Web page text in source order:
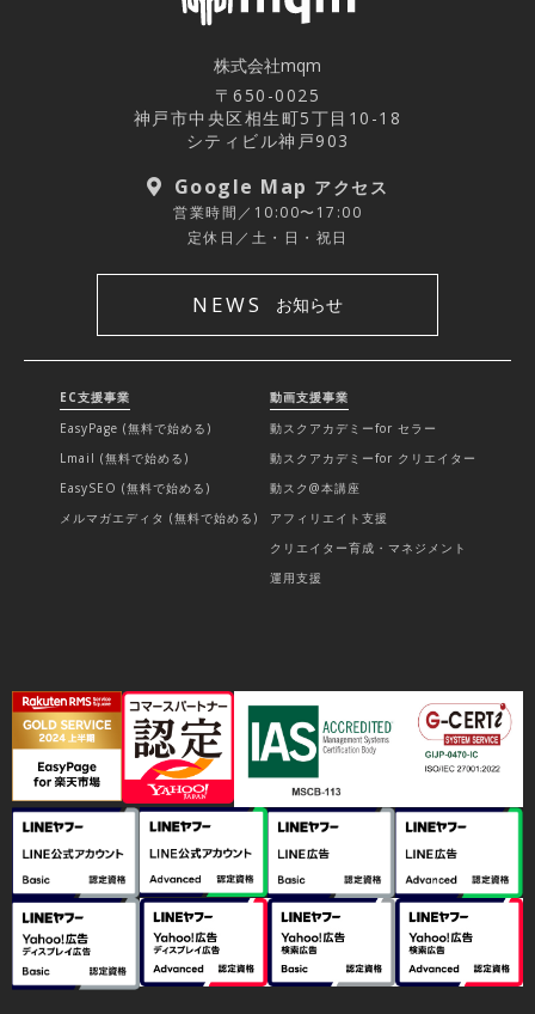
株式会社mqm
〒650-0025
神戸市中央区相生町5丁目10-18
シティビル神戸903
Google Map アクセス
営業時間／10:00〜17:00
定休日／土・日・祝日
NEWS お知らせ
EC支援事業
EasyPage (無料で始める)
Lmail (無料で始める)
EasySEO (無料で始める)
メルマガエディタ (無料で始める)
動画支援事業
動スクアカデミーfor セラー
動スクアカデミーfor クリエイター
動スク@本講座
アフィリエイト支援
クリエイター育成・マネジメント
運用支援